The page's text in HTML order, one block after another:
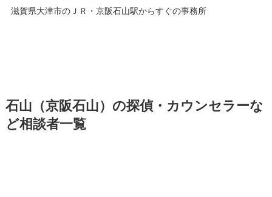
滋賀県大津市のＪＲ・京阪石山駅からすぐの事務所
石山（京阪石山）の探偵・カウンセラーな
ど相談者一覧